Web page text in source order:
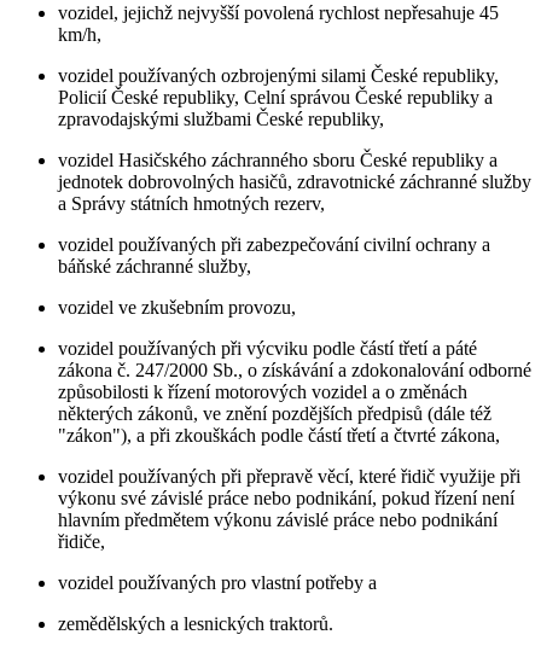
vozidel, jejichž nejvyšší povolená rychlost nepřesahuje 45
km/h,
vozidel používaných ozbrojenými silami České republiky,
Policií České republiky, Celní správou České republiky a
zpravodajskými službami České republiky,
vozidel Hasičského záchranného sboru České republiky a
jednotek dobrovolných hasičů, zdravotnické záchranné služby
a Správy státních hmotných rezerv,
vozidel používaných při zabezpečování civilní ochrany a
báňské záchranné služby,
vozidel ve zkušebním provozu,
vozidel používaných při výcviku podle částí třetí a páté
zákona č. 247/2000 Sb., o získávání a zdokonalování odborné
způsobilosti k řízení motorových vozidel a o změnách
některých zákonů, ve znění pozdějších předpisů (dále též
"zákon"), a při zkouškách podle částí třetí a čtvrté zákona,
vozidel používaných při přepravě věcí, které řidič využije při
výkonu své závislé práce nebo podnikání, pokud řízení není
hlavním předmětem výkonu závislé práce nebo podnikání
řidiče,
vozidel používaných pro vlastní potřeby a
zemědělských a lesnických traktorů.